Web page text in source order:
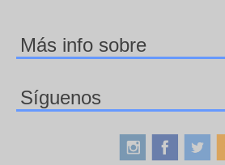
Más info sobre
Síguenos